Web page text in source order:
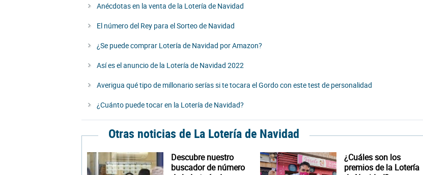
Anécdotas en la venta de la Lotería de Navidad
El número del Rey para el Sorteo de Navidad
¿Se puede comprar Lotería de Navidad por Amazon?
Así es el anuncio de la Lotería de Navidad 2022
Averigua qué tipo de millonario serías si te tocara el Gordo con este test de personalidad
¿Cuánto puede tocar en la Lotería de Navidad?
Otras noticias de La Lotería de Navidad
Descubre nuestro
buscador de número
¿Cuáles son los
premios de la Lotería